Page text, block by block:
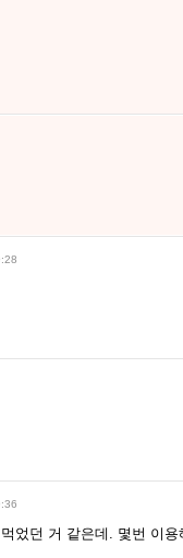
었던 거 같은데. 몇번 이